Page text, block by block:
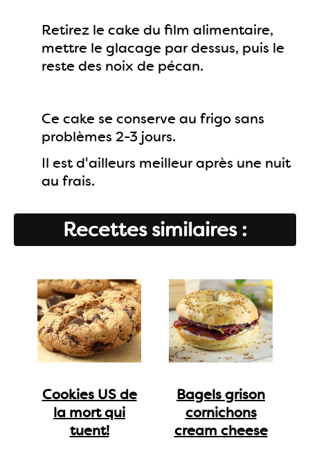
Retirez le cake du film alimentaire,
mettre le glacage par dessus, puis le
reste des noix de pécan.
Ce cake se conserve au frigo sans
problèmes 2-3 jours.
Il est d'ailleurs meilleur après une nuit
au frais.
Recettes similaires :
Cookies US de
la mort qui
tuent!
Bagels grison
cornichons
cream cheese